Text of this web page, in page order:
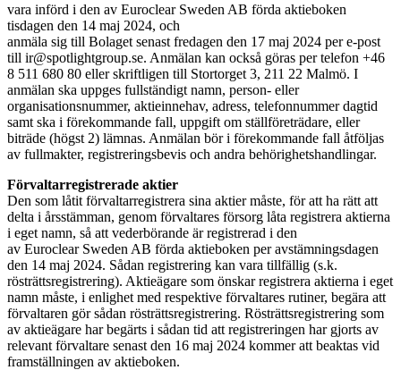
vara införd i den av Euroclear Sweden AB förda aktieboken
tisdagen den 14 maj 2024, och
anmäla sig till Bolaget senast fredagen den 17 maj 2024 per e-post
till ir@spotlightgroup.se. Anmälan kan också göras per telefon +46
8 511 680 80 eller skriftligen till Stortorget 3, 211 22 Malmö. I
anmälan ska uppges fullständigt namn, person- eller
organisationsnummer, aktieinnehav, adress, telefonnummer dagtid
samt ska i förekommande fall, uppgift om ställföreträdare, eller
biträde (högst 2) lämnas. Anmälan bör i förekommande fall åtföljas
av fullmakter, registreringsbevis och andra behörighetshandlingar.
Förvaltarregistrerade aktier
Den som låtit förvaltarregistrera sina aktier måste, för att ha rätt att
delta i årsstämman, genom förvaltares försorg låta registrera aktierna
i eget namn, så att vederbörande är registrerad i den
av Euroclear Sweden AB förda aktieboken per avstämningsdagen
den 14 maj 2024. Sådan registrering kan vara tillfällig (s.k.
rösträttsregistrering). Aktieägare som önskar registrera aktierna i eget
namn måste, i enlighet med respektive förvaltares rutiner, begära att
förvaltaren gör sådan rösträttsregistrering. Rösträttsregistrering som
av aktieägare har begärts i sådan tid att registreringen har gjorts av
relevant förvaltare senast den 16 maj 2024 kommer att beaktas vid
framställningen av aktieboken.